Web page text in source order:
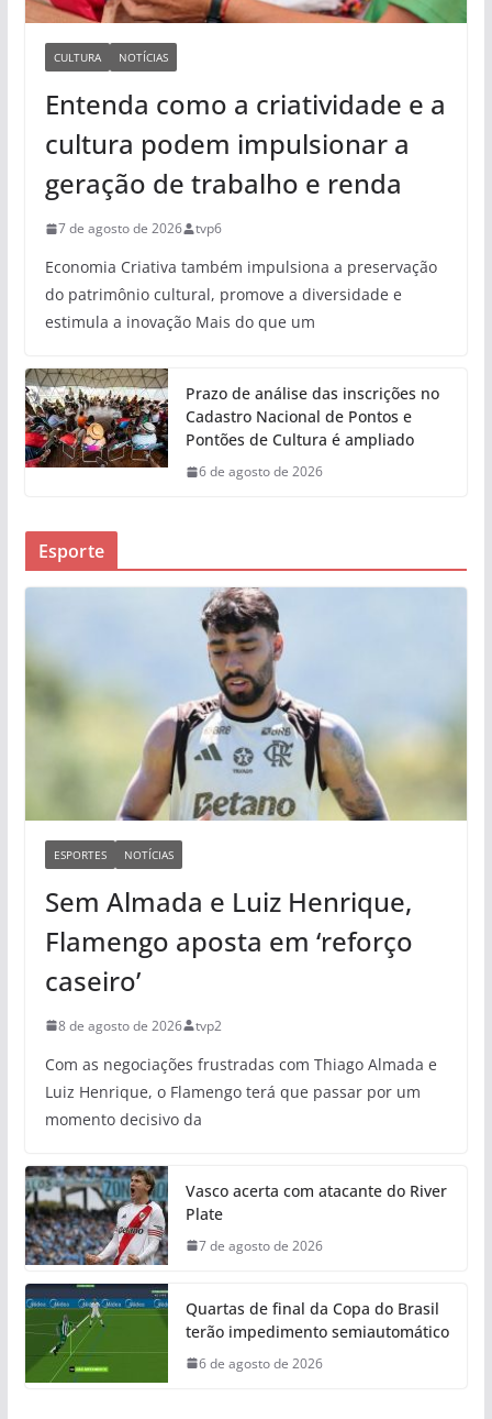
CULTURA NOTÍCIAS
Entenda como a criatividade e a
cultura podem impulsionar a
geração de trabalho e renda
7 de agosto de 2026 tvp6
Economia Criativa também impulsiona a preservação
do patrimônio cultural, promove a diversidade e
estimula a inovação Mais do que um
Prazo de análise das inscrições no
Cadastro Nacional de Pontos e
Pontões de Cultura é ampliado
6 de agosto de 2026
Esporte
ESPORTES NOTÍCIAS
Sem Almada e Luiz Henrique,
Flamengo aposta em ‘reforço
caseiro’
8 de agosto de 2026 tvp2
Com as negociações frustradas com Thiago Almada e
Luiz Henrique, o Flamengo terá que passar por um
momento decisivo da
Vasco acerta com atacante do River
Plate
7 de agosto de 2026
Quartas de final da Copa do Brasil
terão impedimento semiautomático
6 de agosto de 2026